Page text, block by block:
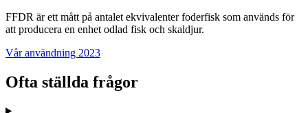
FFDR är ett mått på antalet ekvivalenter foderfisk som används för
att producera en enhet odlad fisk och skaldjur.
Vår användning 2023
Ofta ställda frågor